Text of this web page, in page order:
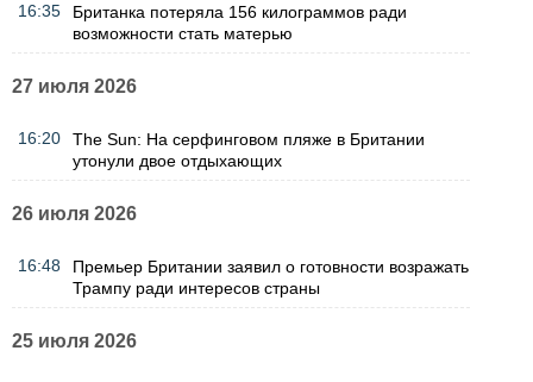
16:35
Британка потеряла 156 килограммов ради
возможности стать матерью
27 июля 2026
16:20
The Sun: На серфинговом пляже в Британии
утонули двое отдыхающих
26 июля 2026
16:48
Премьер Британии заявил о готовности возражать
Трампу ради интересов страны
25 июля 2026